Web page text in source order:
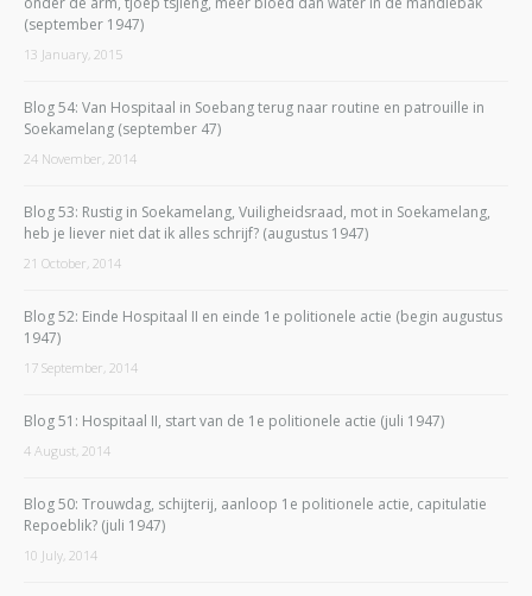
(september 1947)
13 January, 2015
Blog 54: Van Hospitaal in Soebang terug naar routine en patrouille in
Soekamelang (september 47)
24 November, 2014
Blog 53: Rustig in Soekamelang, Vuiligheidsraad, mot in Soekamelang,
heb je liever niet dat ik alles schrijf? (augustus 1947)
21 October, 2014
Blog 52: Einde Hospitaal II en einde 1e politionele actie (begin augustus
1947)
17 September, 2014
Blog 51: Hospitaal II, start van de 1e politionele actie (juli 1947)
4 August, 2014
Blog 50: Trouwdag, schijterij, aanloop 1e politionele actie, capitulatie
Repoeblik? (juli 1947)
10 July, 2014